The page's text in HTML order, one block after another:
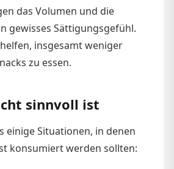
das Volumen und die
gewisses Sättigungsgefühl.
insgesamt weniger
zu essen.
sinnvoll ist
einige Situationen, in denen
konsumiert werden sollten: